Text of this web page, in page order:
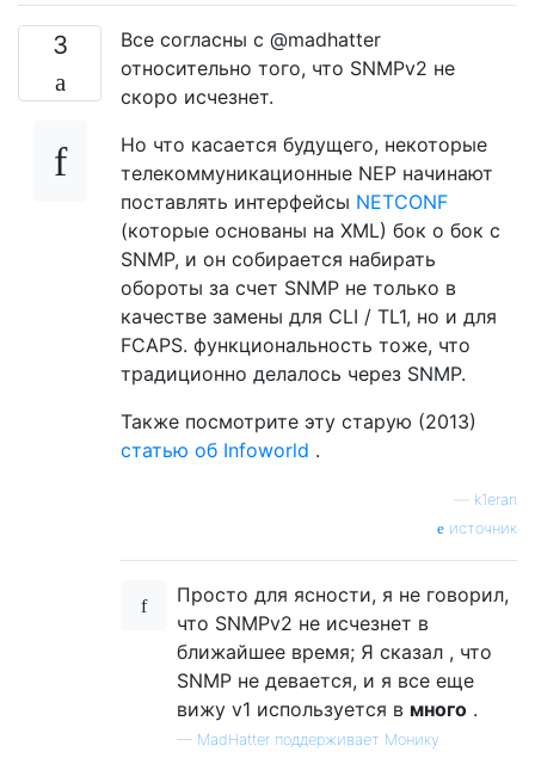
3
Все согласны с @madhatter
относительно того, что SNMPv2 не
скоро исчезнет.
Но что касается будущего, некоторые
телекоммуникационные NEP начинают
поставлять интерфейсы NETCONF
(которые основаны на XML) бок о бок с
SNMP, и он собирается набирать
обороты за счет SNMP не только в
качестве замены для CLI / TL1, но и для
FCAPS. функциональность тоже, что
традиционно делалось через SNMP.
Также посмотрите эту старую (2013)
статью об Infoworld .
k1eran
источник
Просто для ясности, я не говорил,
что SNMPv2 не исчезнет в
ближайшее время; Я сказал , что
SNMP не девается, и я все еще
вижу v1 используется в много .
— MadHatter поддерживает Монику